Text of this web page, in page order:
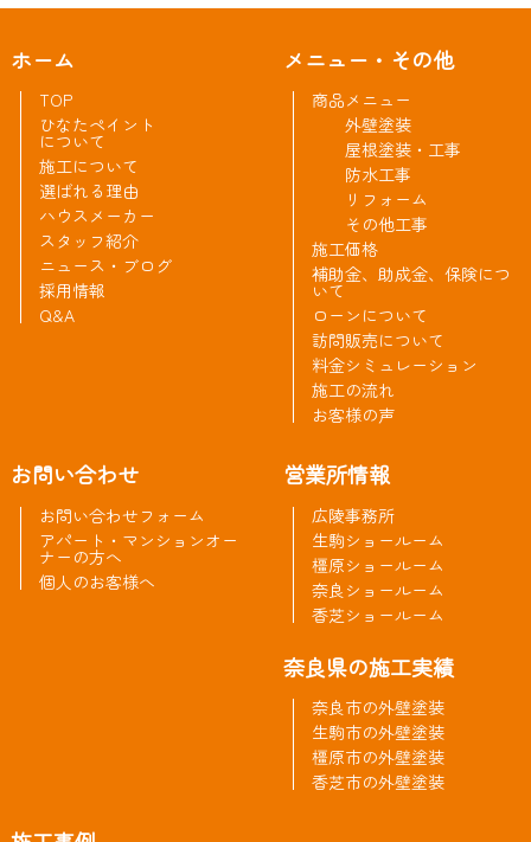
ホーム
TOP
ひなたペイント
について
施工について
選ばれる理由
ハウスメーカー
スタッフ紹介
ニュース・ブログ
採用情報
Q&A
メニュー・その他
商品メニュー
外壁塗装
屋根塗装・工事
防水工事
リフォーム
その他工事
施工価格
補助金、助成金、保険につ
いて
ローンについて
訪問販売について
料金シミュレーション
施工の流れ
お客様の声
お問い合わせ
お問い合わせフォーム
アパート・マンションオー
ナーの方へ
個人のお客様へ
営業所情報
広陵事務所
生駒ショールーム
橿原ショールーム
奈良ショールーム
香芝ショールーム
奈良県の施工実績
奈良市の外壁塗装
生駒市の外壁塗装
橿原市の外壁塗装
香芝市の外壁塗装